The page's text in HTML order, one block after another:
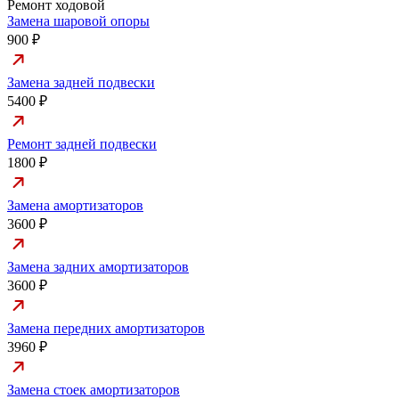
Ремонт ходовой
Замена шаровой опоры
900 ₽
Замена задней подвески
5400 ₽
Ремонт задней подвески
1800 ₽
Замена амортизаторов
3600 ₽
Замена задних амортизаторов
3600 ₽
Замена передних амортизаторов
3960 ₽
Замена стоек амортизаторов